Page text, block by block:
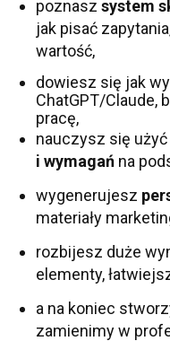
poznasz system
jak pisać
wartość,
dowiesz się jak
ChatGPT/Claude,
pracę,
nauczysz się użyć
i wymagań na
wygenerujesz
materiały
rozbijesz duże
elementy,
a na koniec
zamienimy w